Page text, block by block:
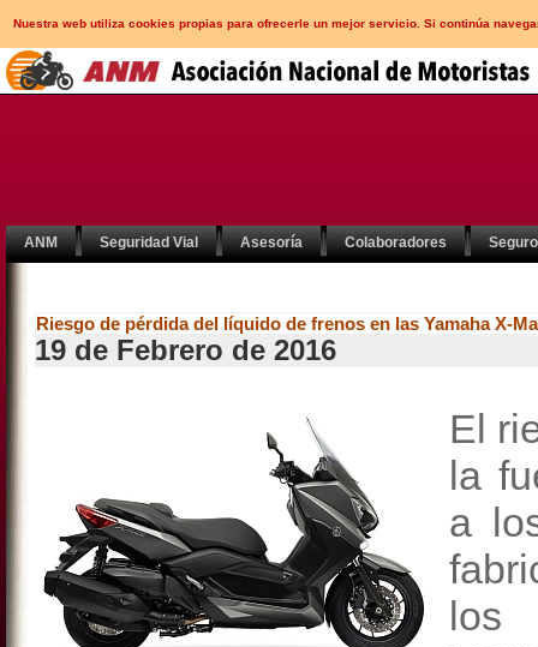
Nuestra web utiliza cookies propias para ofrecerle un mejor servicio. Si continúa
ANM Seguridad Vial Asesoría Colaboradores
Riesgo de pérdida del líquido de frenos en las Yamaha X-
19 de Febrero de 2016
El
la
a